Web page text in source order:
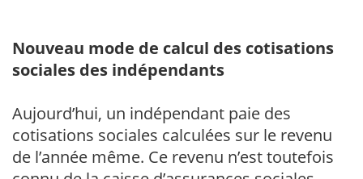
Nouveau mode de calcul des cotisations
sociales des indépendants
Aujourd’hui, un indépendant paie des
cotisations sociales calculées sur le revenu
de l’année même. Ce revenu n’est toutefois